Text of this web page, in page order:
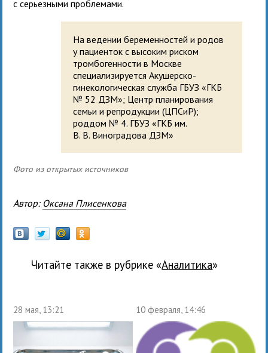
с серьезными проблемами.
На ведении беременностей и родов
у пациенток с высоким риском
тромбогенности в Москве
специализируется Акушерско-
гинекологическая служба ГБУЗ «ГКБ
№ 52 ДЗМ»; Центр планирования
семьи и репродукции (ЦПСиР);
роддом № 4. ГБУЗ «ГКБ им.
В. В. Виноградова ДЗМ»
Фото из открытых источников
Автор: Оксана Плисенкова
Читайте также в рубрике « Аналитика»
28 мая, 13:21 10 февраля, 14:46